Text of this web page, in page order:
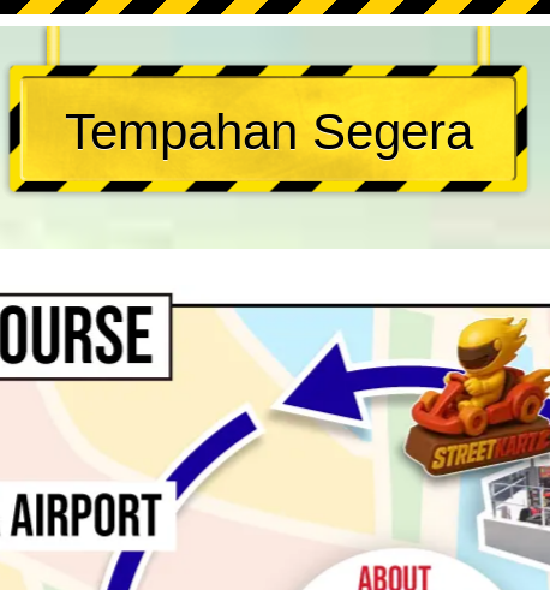
Tempahan Segera